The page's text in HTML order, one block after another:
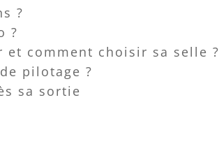
?
?
comment choisir sa selle ?
pilotage ?
sa sortie